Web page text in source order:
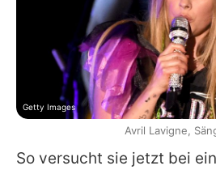
So versucht sie jetzt bei
Getty Images
Avril Lavigne,